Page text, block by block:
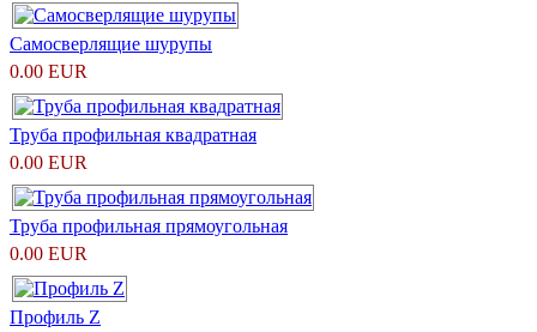
Самосверлящие шурупы
0.00 EUR
Труба профильная квадратная
0.00 EUR
Труба профильная прямоугольная
0.00 EUR
Профиль Z